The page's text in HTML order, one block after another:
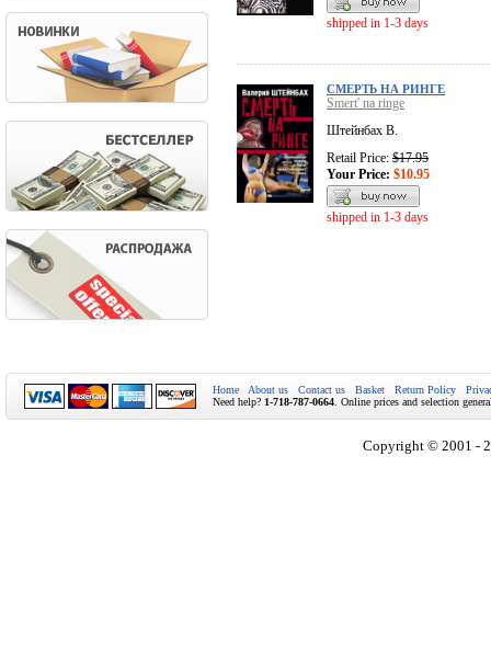
shipped in 1-3 days
СМЕРТЬ НА РИНГЕ
Smert' na ringe
Штейнбах В.
Retail Price: $17.95
Your Price: $10.95
shipped in 1-3 days
Home About us Contact us Basket Return Policy
Need help? 1-718-787-0664 . Online prices and selection
Copyright © 2001 -